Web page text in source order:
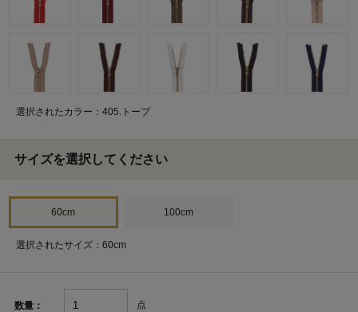
選択されたカラー：405.トープ
サイズを選択してください
60cm 100cm
選択されたサイズ：60cm
数量： 点